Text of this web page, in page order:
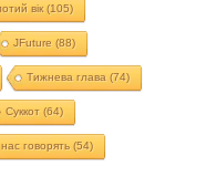
вік(105)
JFuture (88)
Тижнева глава (74)
Суккот (64)
говорять (54)